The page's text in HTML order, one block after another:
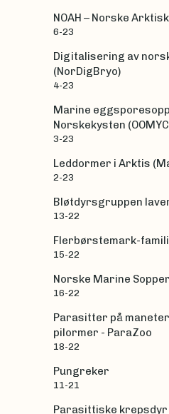
NOAH – Norske
6-23
Digitalisering av
(NorDigBryo)
4-23
Marine
Norskekysten
3-23
Leddormer i Arktis
2-23
Bløtdyrsgruppen
13-22
Flerbørstemark-
15-22
Norske Marine Sopper
16-22
Parasitter på
pilormer - ParaZoo
18-22
Pungreker
11-21
Parasittiske krepsdyr